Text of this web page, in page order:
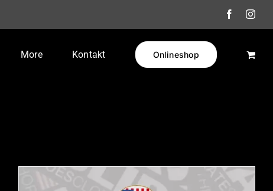
Facebook
More Kontakt Onlineshop